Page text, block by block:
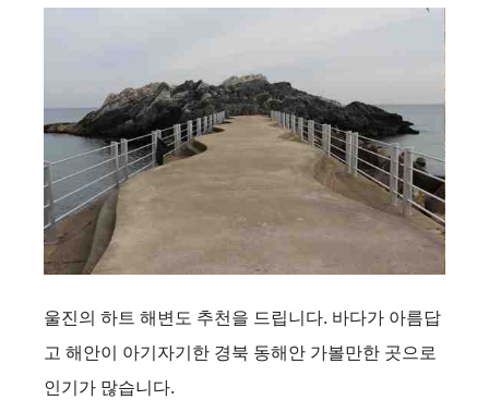
울진의 하트 해변도 추천을 드립니다. 바다가 아름답
고 해안이 아기자기한 경북 동해안 가볼만한 곳으로
인기가 많습니다.